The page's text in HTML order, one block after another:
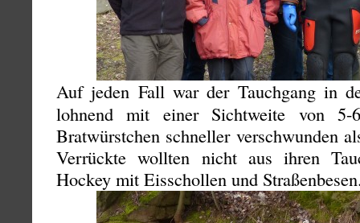
Auf jeden Fall war der Tauchgang in
lohnend mit einer Sichtweite von
Bratwürstchen schneller verschwunden
Verrückte wollten nicht aus ihren
Hockey mit Eisschollen und